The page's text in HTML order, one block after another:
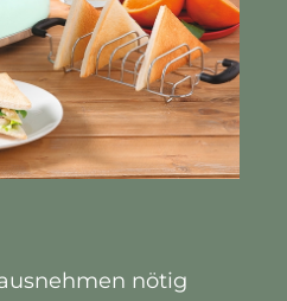
nötig